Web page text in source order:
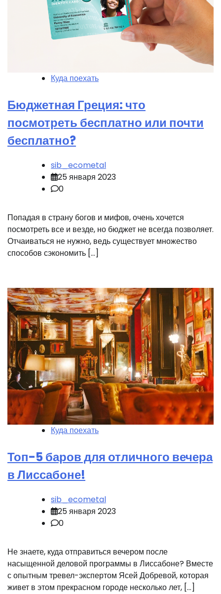
Куда поехать
Бюджетная Греция: что
посмотреть бесплатно или почти
бесплатно?
sib_ecometal
25 января 2023
0
Попадая в страну богов и мифов, очень хочется
посмотреть все и везде, но бюджет не всегда позволяет.
Отчаиваться не нужно, ведь существует множество
способов сэкономить […]
Куда поехать
Топ-5 баров для отличного вечера
в Лиссабоне!
sib_ecometal
25 января 2023
0
Не знаете, куда отправиться вечером после
насыщенной деловой программы в Лиссабоне? Вместе
с опытным тревел-экспертом Ясей Добревой, которая
живет в этом прекрасном городе несколько лет, […]